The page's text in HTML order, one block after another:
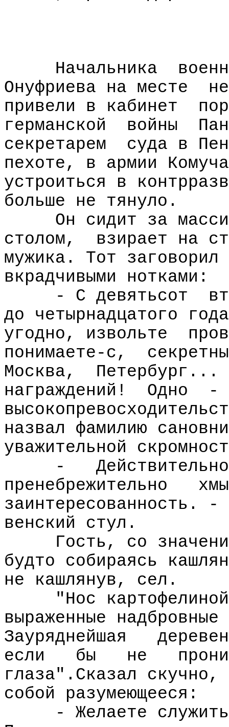
Начальника
Онуфриева на месте
привели в кабинет
германской
войны
секретарем
суда в
пехоте, в армии
устроиться в
больше не тянуло.
Он сидит за
столом,
взирает на
мужика. Тот
вкрадчивыми нотками:
- С девятьсот
до четырнадцатого
угодно, извольте
понимаете-с,
Москва,
Петербург...
награждений!
Одно
-
назвал фамилию
уважительной
-
пренебрежительно
заинтересованность.
венский стул.
Гость, со
будто собираясь
не кашлянув, сел.
"Нос
выраженные
Зауряднейшая
если
бы не
глаза".Сказал скучно,
собой разумеющееся:
- Желаете